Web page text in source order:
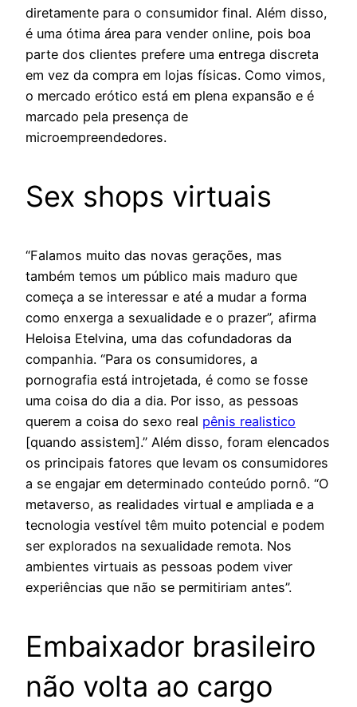
diretamente para o consumidor final. Além disso,
é uma ótima área para vender online, pois boa
parte dos clientes prefere uma entrega discreta
em vez da compra em lojas físicas. Como vimos,
o mercado erótico está em plena expansão e é
marcado pela presença de
microempreendedores.
Sex shops virtuais
“Falamos muito das novas gerações, mas
também temos um público mais maduro que
começa a se interessar e até a mudar a forma
como enxerga a sexualidade e o prazer”, afirma
Heloisa Etelvina, uma das cofundadoras da
companhia. “Para os consumidores, a
pornografia está introjetada, é como se fosse
uma coisa do dia a dia. Por isso, as pessoas
querem a coisa do sexo real pênis realistico
[quando assistem].” Além disso, foram elencados
os principais fatores que levam os consumidores
a se engajar em determinado conteúdo pornô. “O
metaverso, as realidades virtual e ampliada e a
tecnologia vestível têm muito potencial e podem
ser explorados na sexualidade remota. Nos
ambientes virtuais as pessoas podem viver
experiências que não se permitiriam antes”.
Embaixador brasileiro
não volta ao cargo